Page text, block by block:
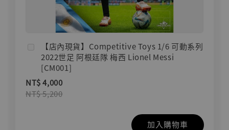
【店內現貨】Competitive Toys 1/6 可動系列
2022世足 阿根廷隊 梅西 Lionel Messi
[CM001]
NT$ 4,000
NT$ 5,200
加入購物車